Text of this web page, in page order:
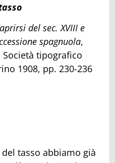
del sec. XVIII e
spagnuola,
tipografico
1908, pp. 230-236
tasso abbiamo già